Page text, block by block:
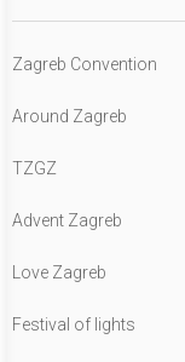
Zagreb Convention
Around Zagreb
TZGZ
Advent Zagreb
Love Zagreb
Festival of lights